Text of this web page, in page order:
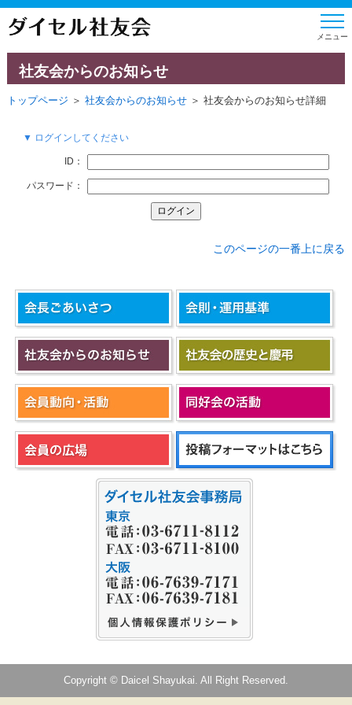
社友会からのお知らせ
トップページ ＞ 社友会からのお知らせ＞ 社友会からのお知らせ詳細
▼ ログインしてください
ID：
パスワード：
このページの一番上に戻る
Copyright © Daicel Shayukai. All Right Reserved.